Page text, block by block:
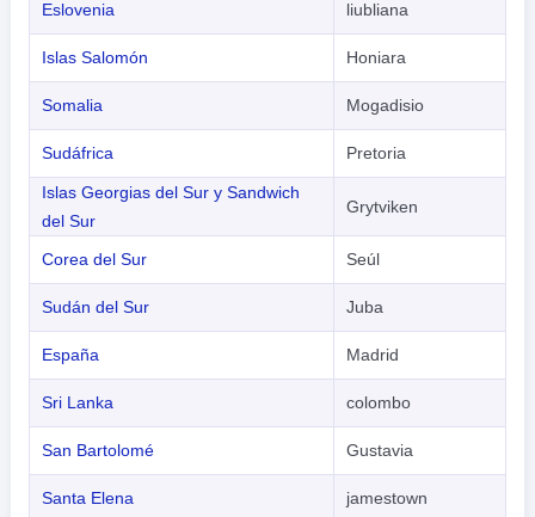
Eslovenia liubliana
Islas Salomón Honiara
Somalia Mogadisio
Sudáfrica Pretoria
Islas Georgias del Sur y Sandwich
del Sur
Grytviken
Corea del Sur Seúl
Sudán del Sur Juba
España Madrid
Sri Lanka colombo
San Bartolomé Gustavia
Santa Elena jamestown